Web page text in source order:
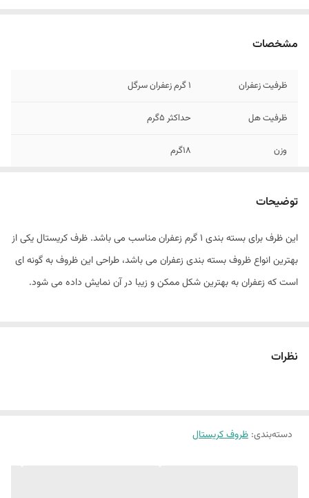
مشخصات
ظرفیت زعفران 1 گرم زعفران سرگل
ظرفیت هل حداکثر 5گرم
وزن 18گرم
کسب اطلاعات بیشتر
توضیحات
این ظرف برای بسته بندی 1 گرم زعفران مناسب می باشد. ظرف کریستال یکی از
بهترین انواع ظروف بسته بندی زعفران می باشد، طراحی این ظروف به گونه ای
است که زعفران به بهترین شکل ممکن و زیبا در آن نمایش داده می شود.
نظرات
دسته‌بندی: ظروف کریستال